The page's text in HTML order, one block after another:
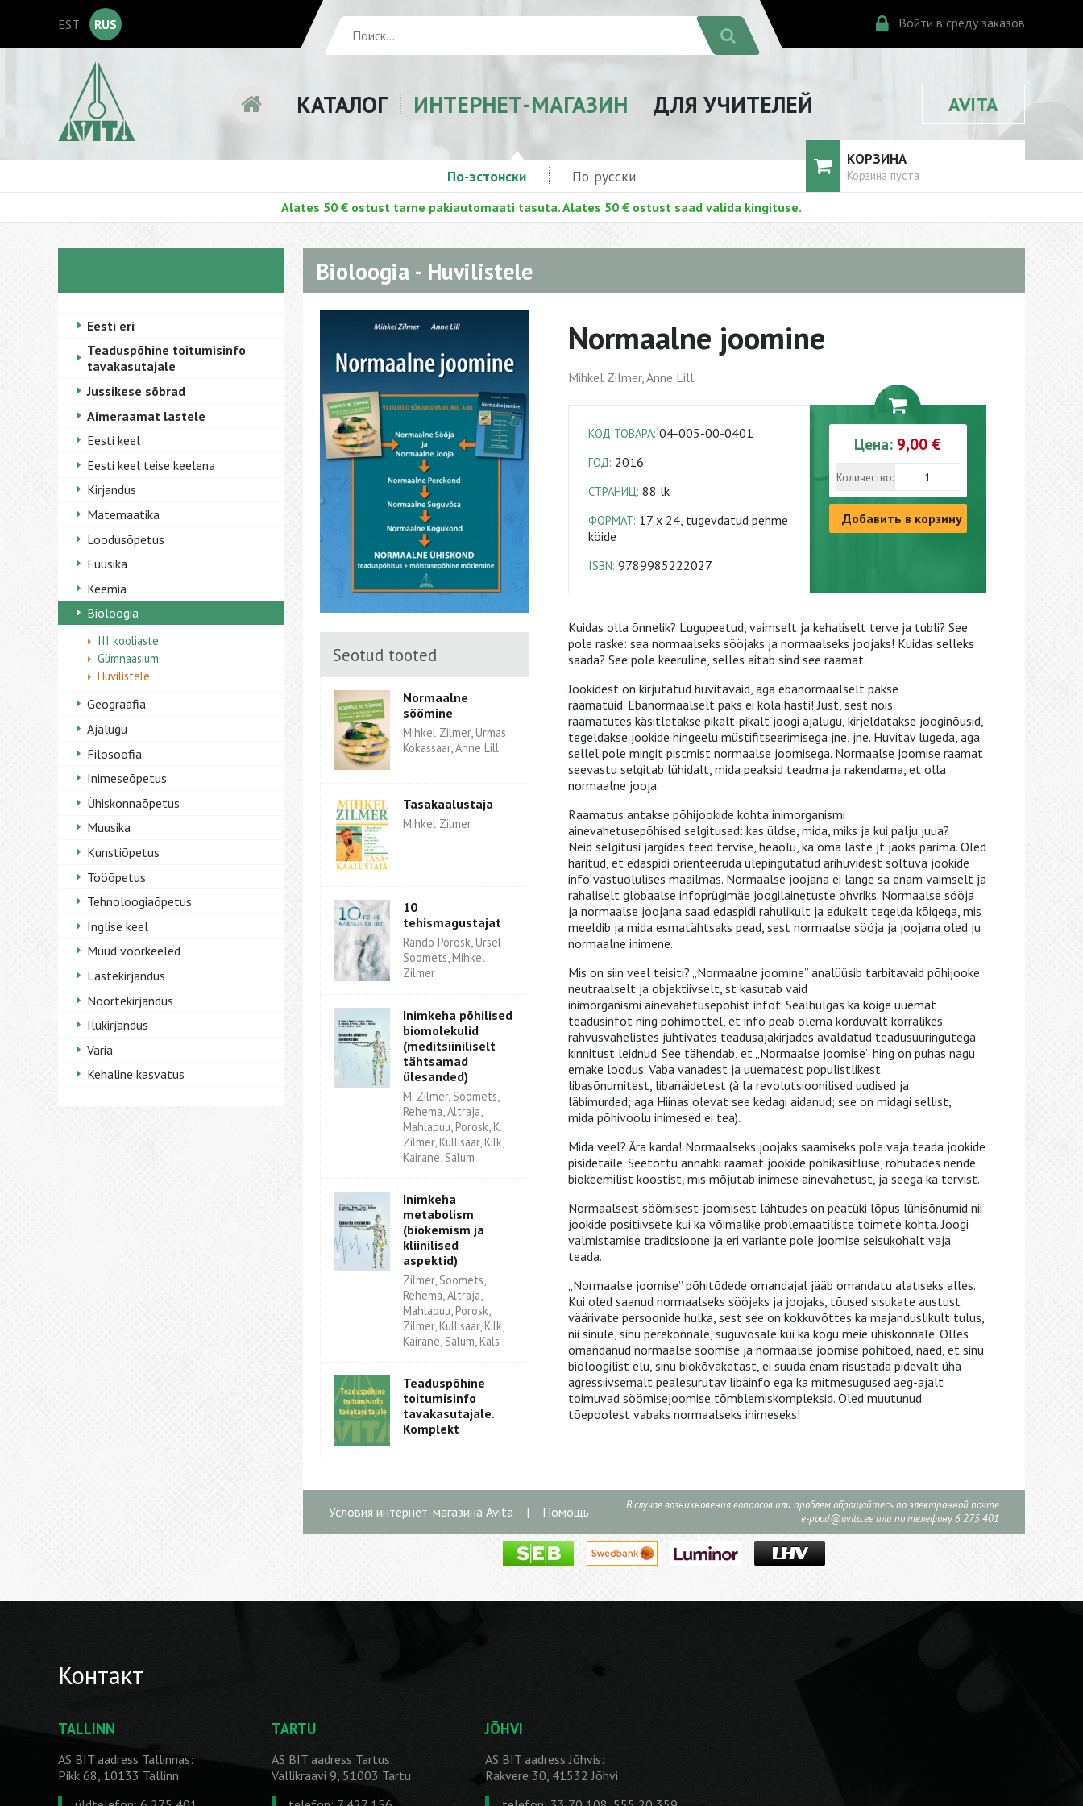
EST RUS Войти в среду заказов
КАТАЛОГ ИНТЕРНЕТ-МАГАЗИН ДЛЯ УЧИТЕЛЕЙ AVITA
По-эстонски По-русски
КОРЗИНА
Корзина пуста
Alates 50 € ostust tarne pakiautomaati tasuta. Alates 50 € ostust saad valida kingituse.
Eesti eri
Teaduspõhine toitumisinfo
tavakasutajale
Jussikese sõbrad
Aimeraamat lastele
Eesti keel
Eesti keel teise keelena
Kirjandus
Matemaatika
Loodusõpetus
Füüsika
Keemia
Bioloogia
III kooliaste
Gümnaasium
Huvilistele
Geograafia
Ajalugu
Filosoofia
Inimeseõpetus
Ühiskonnaõpetus
Muusika
Kunstiõpetus
Tööõpetus
Tehnoloogiaõpetus
Inglise keel
Muud võõrkeeled
Lastekirjandus
Noortekirjandus
Ilukirjandus
Varia
Kehaline kasvatus
Bioloogia - Huvilistele
Seotud tooted
Normaalne
söömine
Mihkel Zilmer, Urmas
Kokassaar, Anne Lill
Tasakaalustaja
Mihkel Zilmer
10
tehismagustajat
Rando Porosk, Ursel
Soomets, Mihkel
Zilmer
Inimkeha põhilised
biomolekulid
(meditsiiniliselt
tähtsamad
ülesanded)
M. Zilmer, Soomets,
Rehema, Altraja,
Mahlapuu, Porosk, K.
Zilmer, Kullisaar, Kilk,
Kairane, Salum
Inimkeha
metabolism
(biokemism ja
kliinilised
aspektid)
Zilmer, Soomets,
Rehema, Altraja,
Mahlapuu, Porosk,
Zilmer, Kullisaar, Kilk,
Kairane, Salum, Kals
Teaduspõhine
toitumisinfo
tavakasutajale.
Komplekt
Normaalne joomine
Mihkel Zilmer, Anne Lill
КОД ТОВАРА: 04-005-00-0401
ГОД: 2016
СТРАНИЦ: 88 lk
ФОРМАТ: 17 x 24, tugevdatud pehme
köide
ISBN: 9789985222027
Цена: 9,00 €
Количество:
Добавить в корзину
Kuidas olla õnnelik? Lugupeetud, vaimselt ja kehaliselt terve ja tubli? See
pole raske: saa normaalseks sööjaks ja normaalseks joojaks! Kuidas selleks
saada? See pole keeruline, selles aitab sind see raamat.
Jookidest on kirjutatud huvitavaid, aga ebanormaalselt pakse
raamatuid. Ebanormaalselt paks ei kõla hästi! Just, sest nois
raamatutes käsitletakse pikalt-pikalt joogi ajalugu, kirjeldatakse jooginõusid,
tegeldakse jookide hingeelu müstifitseerimisega jne, jne. Huvitav lugeda, aga
sellel pole mingit pistmist normaalse joomisega. Normaalse joomise raamat
seevastu selgitab lühidalt, mida peaksid teadma ja rakendama, et olla
normaalne jooja.
Raamatus antakse põhijookide kohta inimorganismi
ainevahetusepõhised selgitused: kas üldse, mida, miks ja kui palju juua?
Neid selgitusi järgides teed tervise, heaolu, ka oma laste jt jaoks parima. Oled
haritud, et edaspidi orienteeruda ülepingutatud ärihuvidest sõltuva jookide
info vastuolulises maailmas. Normaalse joojana ei lange sa enam vaimselt ja
rahaliselt globaalse infoprügimäe joogilainetuste ohvriks. Normaalse sööja
ja normaalse joojana saad edaspidi rahulikult ja edukalt tegelda kõigega, mis
meeldib ja mida esmatähtsaks pead, sest normaalse sööja ja joojana oled ju
normaalne inimene.
Mis on siin veel teisiti? „Normaalne joomine” analüüsib tarbitavaid põhijooke
neutraalselt ja objektiivselt, st kasutab vaid
inimorganismi ainevahetusepõhist infot. Sealhulgas ka kõige uuemat
teadusinfot ning põhimõttel, et info peab olema korduvalt korralikes
rahvusvahelistes juhtivates teadusajakirjades avaldatud teadusuuringutega
kinnitust leidnud. See tähendab, et „Normaalse joomise” hing on puhas nagu
emake loodus. Vaba vanadest ja uuematest populistlikest
libasõnumitest, libanäidetest (à la revolutsioonilised uudised ja
läbimurded; aga Hiinas olevat see kedagi aidanud; see on midagi sellist,
mida põhivoolu inimesed ei tea).
Mida veel? Ära karda! Normaalseks joojaks saamiseks pole vaja teada jookide
pisidetaile. Seetõttu annabki raamat jookide põhikäsitluse, rõhutades nende
biokeemilist koostist, mis mõjutab inimese ainevahetust, ja seega ka tervist.
Normaalsest söömisest-joomisest lähtudes on peatüki lõpus lühisõnumid nii
jookide positiivsete kui ka võimalike problemaatiliste toimete kohta. Joogi
valmistamise traditsioone ja eri variante pole joomise seisukohalt vaja
teada.
„Normaalse joomise” põhitõdede omandajal jääb omandatu alatiseks alles.
Kui oled saanud normaalseks sööjaks ja joojaks, tõused sisukate austust
väärivate persoonide hulka, sest see on kokkuvõttes ka majanduslikult tulus,
nii sinule, sinu perekonnale, suguvõsale kui ka kogu meie ühiskonnale. Olles
omandanud normaalse söömise ja normaalse joomise põhitõed, näed, et sinu
bioloogilist elu, sinu biokõvaketast, ei suuda enam risustada pidevalt üha
agressiivsemalt pealesurutav libainfo ega ka mitmesugused aeg-ajalt
toimuvad söömisejoomise tõmblemiskompleksid. Oled muutunud
tõepoolest vabaks normaalseks inimeseks!
Условия интернет-магазина Avita | Помощь
В случае возникновения вопросов или проблем обращайтесь по электронной почте
e-pood@avita.ee или по телефону 6 275 401
Контакт
TALLINN
AS BIT aadress Tallinnas:
Pikk 68, 10133 Tallinn
TARTU
AS BIT aadress Tartus:
Vallikraavi 9, 51003 Tartu
JÕHVI
AS BIT aadress Jõhvis:
Rakvere 30, 41532 Jõhvi